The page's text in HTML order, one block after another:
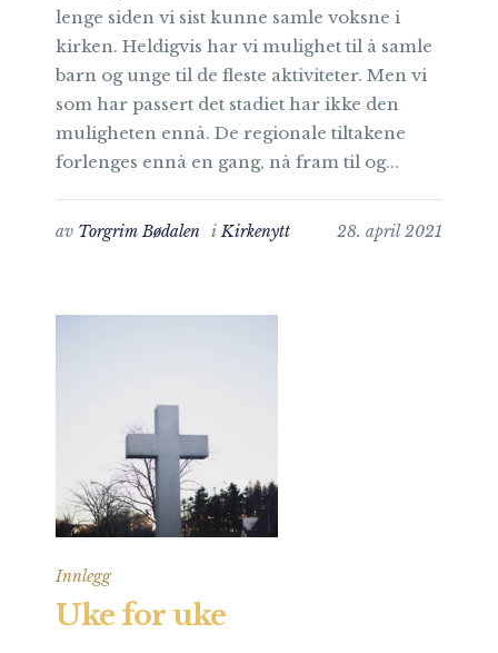
lenge siden vi sist kunne samle voksne i
kirken. Heldigvis har vi mulighet til å samle
barn og unge til de fleste aktiviteter. Men vi
som har passert det stadiet har ikke den
muligheten ennå. De regionale tiltakene
forlenges ennå en gang, nå fram til og...
28. april 2021
av Torgrim Bødalen iKirkenytt
Innlegg
Uke for uke